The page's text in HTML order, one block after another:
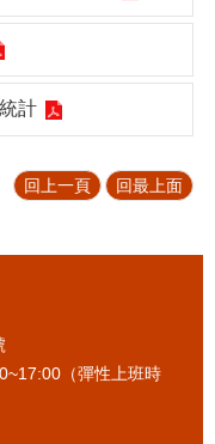
計
回上一頁 回最上面
（彈性上班時